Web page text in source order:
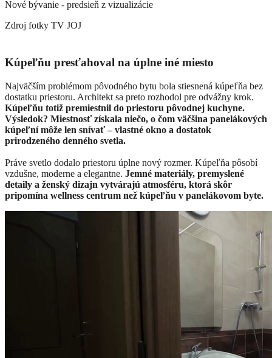
Nové bývanie - predsieň z vizualizácie
Zdroj fotky TV JOJ
Kúpeľňu presťahoval na úplne iné miesto
Najväčším problémom pôvodného bytu bola stiesnená kúpeľňa bez
dostatku priestoru. Architekt sa preto rozhodol pre odvážny krok.
Kúpeľňu totiž premiestnil do priestoru pôvodnej kuchyne.
Výsledok? Miestnosť získala niečo, o čom väčšina panelákových
kúpeľní môže len snívať – vlastné okno a dostatok
prirodzeného denného svetla.
Práve svetlo dodalo priestoru úplne nový rozmer. Kúpeľňa pôsobí
vzdušne, moderne a elegantne. Jemné materiály, premyslené
detaily a ženský dizajn vytvárajú atmosféru, ktorá skôr
pripomína wellness centrum než kúpeľňu v panelákovom byte.